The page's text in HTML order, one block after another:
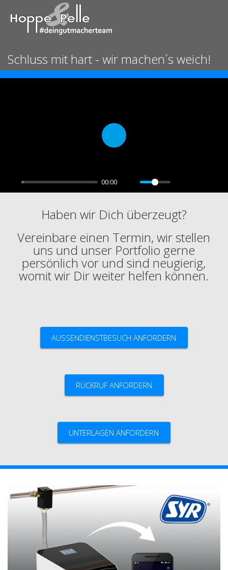
Schluss mit hart - wir machen´s weich!
00:00
Play
Haben wir Dich überzeugt?
Vereinbare einen Termin, wir stellen
uns und unser Portfolio gerne
persönlich vor und sind neugierig,
womit wir Dir weiter helfen können.
AUSSENDIENSTBESUCH ANFORDERN
RÜCKRUF ANFORDERN
UNTERLAGEN ANFORDERN